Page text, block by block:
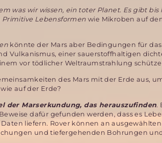
was wir wissen, ein toter Planet. Es gibt
Primitive Lebensformen wie Mikroben auf
könnte der Mars aber Bedingungen für
Vulkanismus, einer sauerstoffhaltigen
vor tödlicher Weltraumstrahlung
des Mars mit der Erde aus,
auf der Erde?
der Marserkundung, das herauszufinden.
dafür gefunden werden, dass es
liefern. Rover können an
und tiefergehenden Bohrungen